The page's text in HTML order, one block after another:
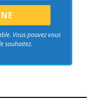
Vous pouvez vous
souhaitez.